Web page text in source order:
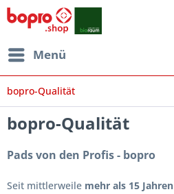
Menü
bopro-Qualität
bopro-Qualität
Pads von den Profis - bopro
Seit mittlerweile mehr als 15 Jahren